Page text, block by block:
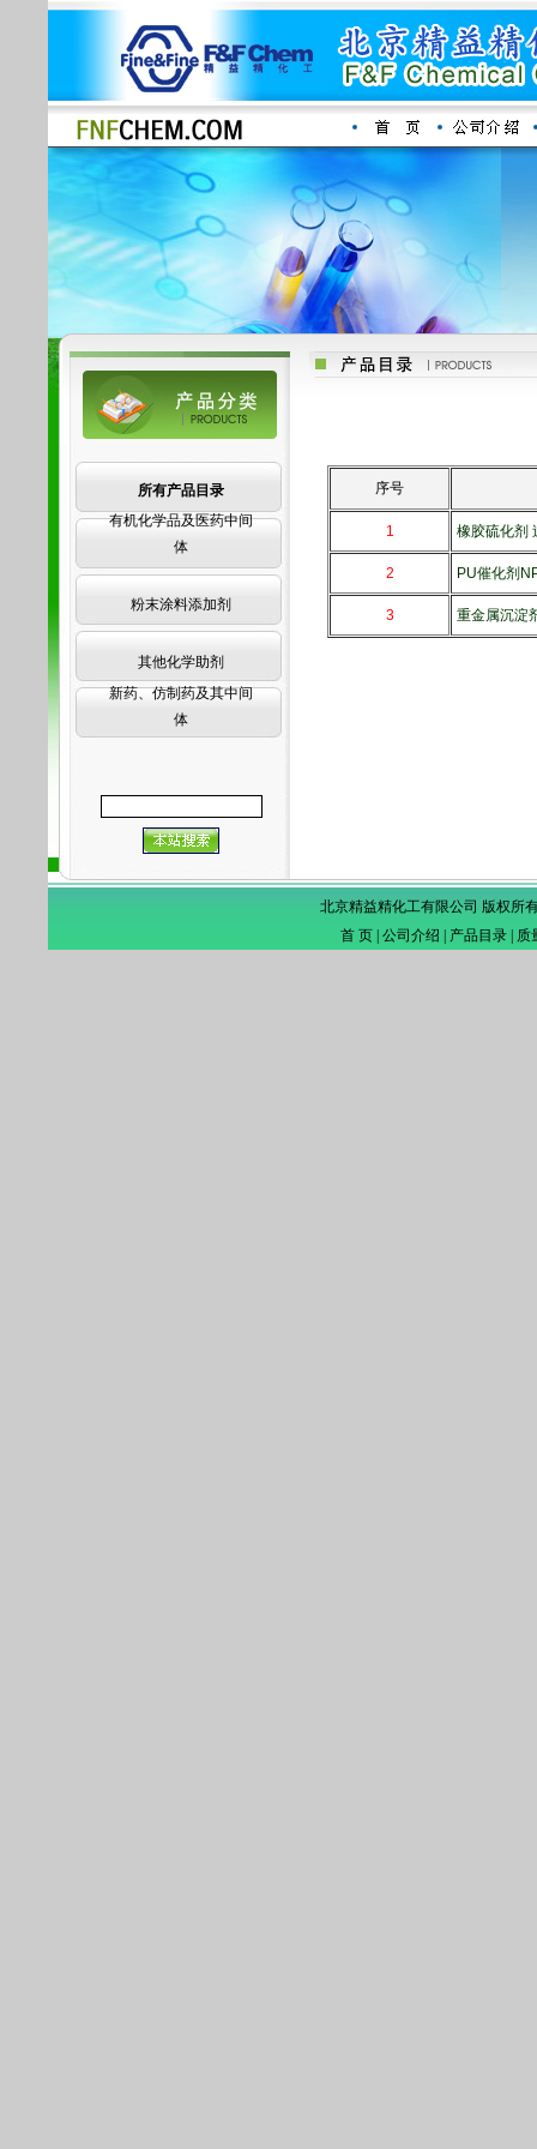
所有产品目录
有机化学品及医药中间
体
粉末涂料添加剂
其他化学助剂
新药、仿制药及其中间
体
序号
1 橡胶硫化剂
2 PU催化剂
3 重金属沉淀
北京精益精化工有限公司 版权所
首 页 公司介绍 产品目录 质